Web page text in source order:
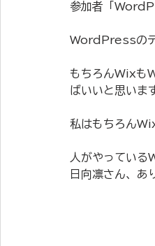
参加者「
WordPressのデ
もちろんWixも
ばいいと思いま
私はもちろん
人がやっている
日向凛さん、あ